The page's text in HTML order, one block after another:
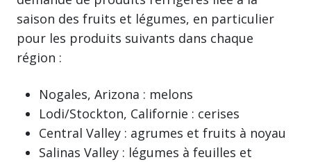
saison des fruits et légumes, en particulier
pour les produits suivants dans chaque
région :
Nogales, Arizona : melons
Lodi/Stockton, Californie : cerises
Central Valley : agrumes et fruits à noyau
Salinas Valley : légumes à feuilles et